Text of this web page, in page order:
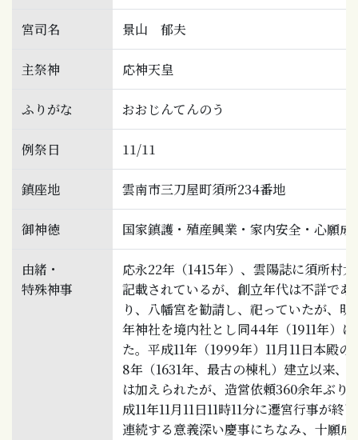
宮司名 景山 郁夫
主祭神 応神天皇
ふりがな おおじんてんのう
例祭日 11/11
鎮座地 雲南市三刀屋町須所234番地
御神徳 国家鎮護・殖産興業・家内安全・心願成
由緒・
特殊神事
応永22年（1415年）、雲陽誌に須所村
記載されているが、創立年代は不詳で
り、八幡宮を勧請し、祀っていたが、
年神社を境内社とし同44年（1911年）
た。平成11年（1999年）11月11日本殿
8年（1631年、最古の棟札）建立以来、
は加えられたが、造営依頼360余年ぶり
成11年11月11日11時11分に遷宮行事が終
連続する意義深い慶事にちなみ、十願